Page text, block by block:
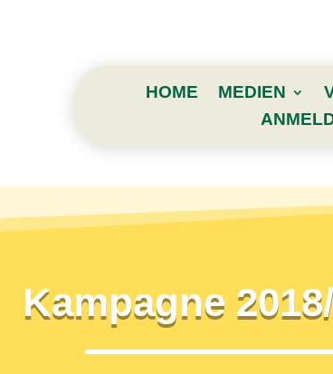
HOME MEDIEN
Kampagne